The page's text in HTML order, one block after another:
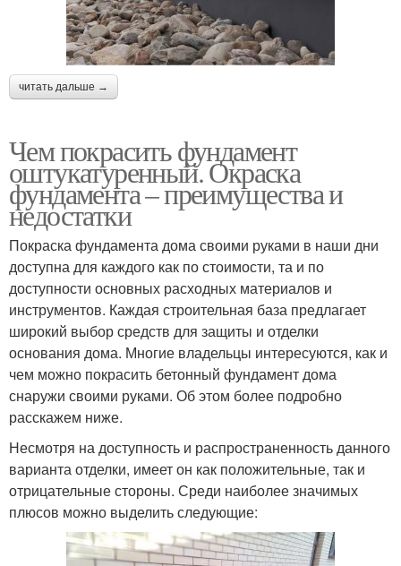
читать дальше →
Чем покрасить фундамент
оштукатуренный. Окраска
фундамента – преимущества и
недостатки
Покраска фундамента дома своими руками в наши дни
доступна для каждого как по стоимости, та и по
доступности основных расходных материалов и
инструментов. Каждая строительная база предлагает
широкий выбор средств для защиты и отделки
основания дома. Многие владельцы интересуются, как и
чем можно покрасить бетонный фундамент дома
снаружи своими руками. Об этом более подробно
расскажем ниже.
Несмотря на доступность и распространенность данного
варианта отделки, имеет он как положительные, так и
отрицательные стороны. Среди наиболее значимых
плюсов можно выделить следующие: